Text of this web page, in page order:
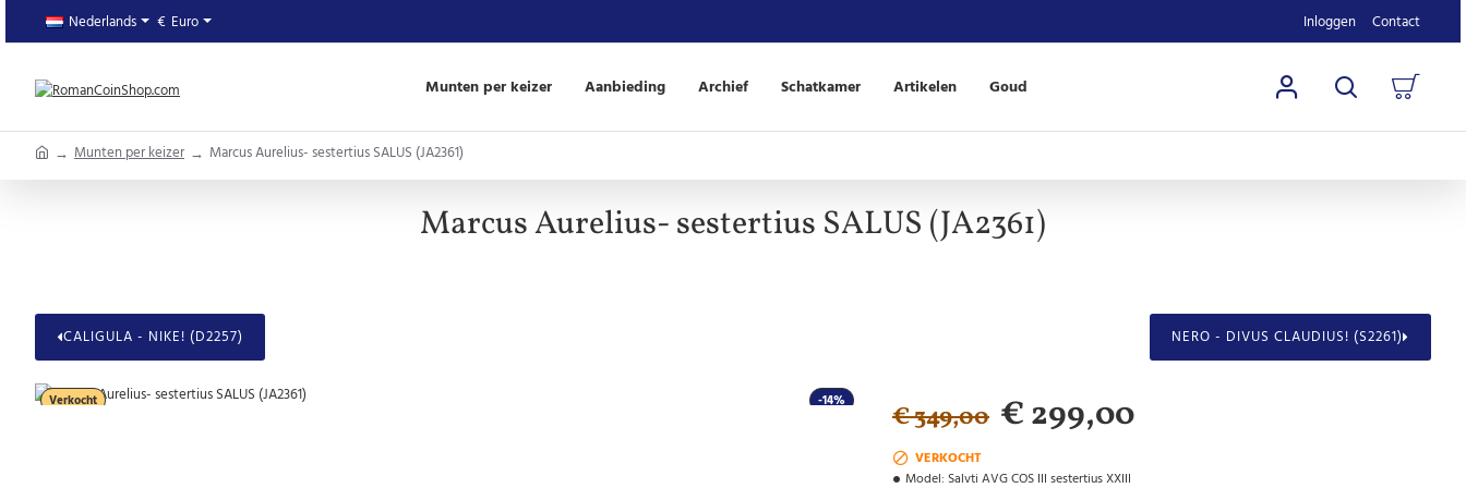
Nederlands € Euro Inloggen Contact
Munten per keizer Aanbieding Archief Schatkamer Artikelen Goud
homeMunten per keizer Marcus Aurelius- sestertius SALUS (JA2361)
Marcus Aurelius- sestertius SALUS (JA2361)
CALIGULA - NIKE! (D2257) NERO - DIVUS CLAUDIUS! (S2261)
-14%
Verkocht
VERKOCHT
Model: Salvti AVG COS III sestertius XXIII
€ 299,00
€ 349,00